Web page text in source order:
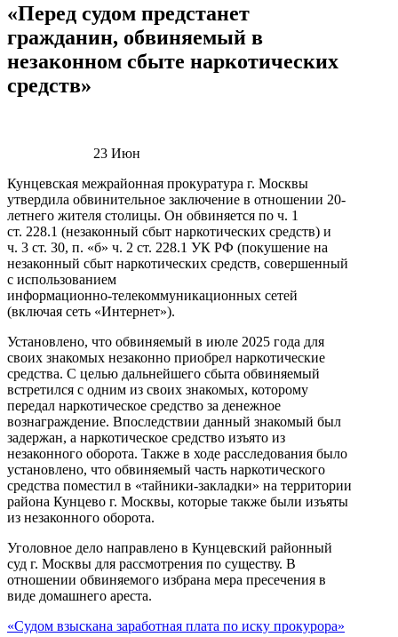
«Перед судом предстанет
гражданин, обвиняемый в
незаконном сбыте наркотических
средств»
23Июн
Кунцевская межрайонная прокуратура г. Москвы
утвердила обвинительное заключение в отношении 20-
летнего жителя столицы. Он обвиняется по ч. 1
ст. 228.1 (незаконный сбыт наркотических средств) и
ч. 3 ст. 30, п. «б» ч. 2 ст. 228.1 УК РФ (покушение на
незаконный сбыт наркотических средств, совершенный
с использованием
информационно‑телекоммуникационных сетей
(включая сеть «Интернет»).
Установлено, что обвиняемый в июле 2025 года для
своих знакомых незаконно приобрел наркотические
средства. С целью дальнейшего сбыта обвиняемый
встретился с одним из своих знакомых, которому
передал наркотическое средство за денежное
вознаграждение. Впоследствии данный знакомый был
задержан, а наркотическое средство изъято из
незаконного оборота. Также в ходе расследования было
установлено, что обвиняемый часть наркотического
средства поместил в «тайники-закладки» на территории
района Кунцево г. Москвы, которые также были изъяты
из незаконного оборота.
Уголовное дело направлено в Кунцевский районный
суд г. Москвы для рассмотрения по существу. В
отношении обвиняемого избрана мера пресечения в
виде домашнего ареста.
«Судом взыскана заработная плата по иску прокурора»